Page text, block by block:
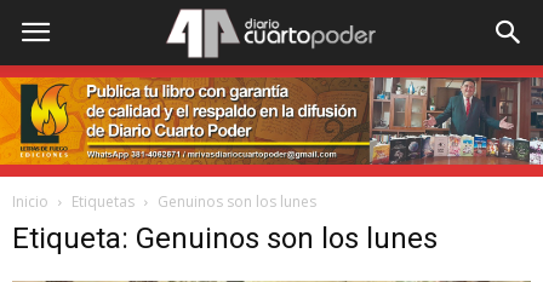
Inicio Etiquetas Genuinos son los lunes
Etiqueta: Genuinos son los lunes